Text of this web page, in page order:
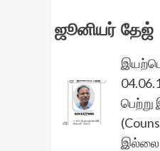
ஜூனியர் தேஜ்
பெற்று
இல்லை